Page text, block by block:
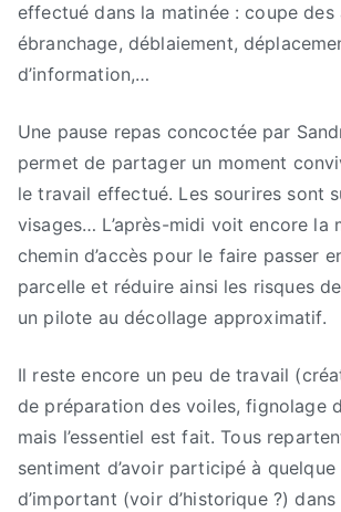
effectué dans la matinée : coupe des
ébranchage, déblaiement,
d’information,…
Une pause repas concoctée par
permet de partager un moment
le travail effectué. Les sourires sont
visages… L’après-midi voit encore la
chemin d’accès pour le faire passer
parcelle et réduire ainsi les risques
un pilote au décollage approximatif.
Il reste encore un peu de travail
de préparation des voiles, fignolage
mais l’essentiel est fait. Tous
sentiment d’avoir participé à quelque
d’important (voir d’historique ?)